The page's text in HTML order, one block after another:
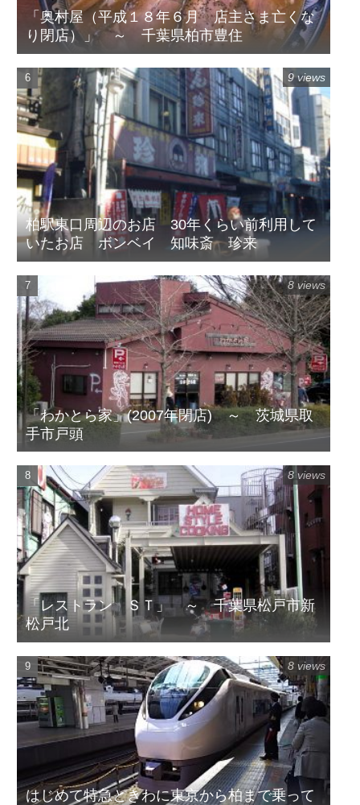
「奥村屋（平成１８年６月 店主さま亡くな
り閉店）」 ～ 千葉県柏市豊住
柏駅東口周辺のお店 30年くらい前利用して
いたお店 ボンベイ 知味斎 珍来
9 views
「わかとら家」(2007年閉店) ～ 茨城県取
手市戸頭
8 views
「レストラン ＳＴ」 ～ 千葉県松戸市新
松戸北
8 views
はじめて特急ときわに東京から柏まで乗って
8 views